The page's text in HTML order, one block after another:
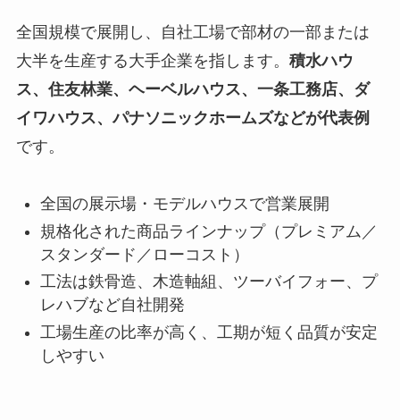
全国規模で展開し、自社工場で部材の一部または
大半を生産する大手企業を指します。 積水ハウ
ス、住友林業、ヘーベルハウス、一条工務店、ダ
イワハウス、パナソニックホームズなどが代表例
です。
全国の展示場・モデルハウスで営業展開
規格化された商品ラインナップ（プレミアム／
スタンダード／ローコスト）
工法は鉄骨造、木造軸組、ツーバイフォー、プ
レハブなど自社開発
工場生産の比率が高く、工期が短く品質が安定
しやすい